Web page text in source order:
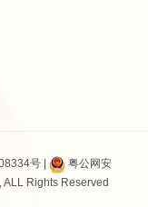
号|
粤公网安
Rights Reserved